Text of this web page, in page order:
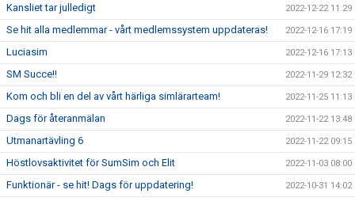
Kansliet tar julledigt 2022-12-22 11:29
Se hit alla medlemmar - vårt medlemssystem uppdateras! 2022-12-16 17:19
Luciasim 2022-12-16 17:13
SM Succe!! 2022-11-29 12:32
Kom och bli en del av vårt härliga simlärarteam! 2022-11-25 11:13
Dags för återanmälan 2022-11-22 13:48
Utmanartävling 6 2022-11-22 09:15
Höstlovsaktivitet för SumSim och Elit 2022-11-03 08:00
Funktionär - se hit! Dags för uppdatering! 2022-10-31 14:02